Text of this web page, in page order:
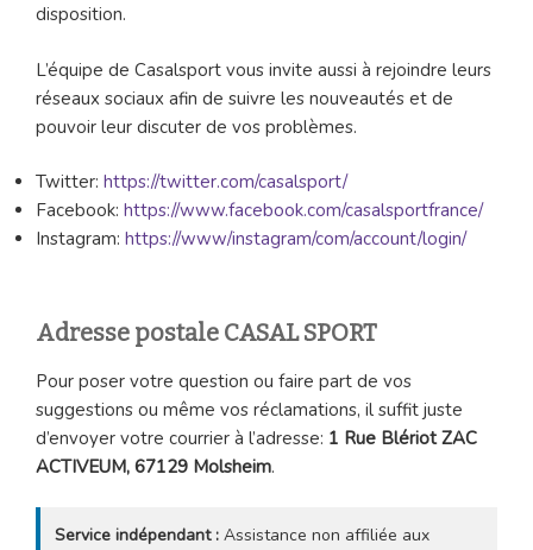
disposition.
L’équipe de Casalsport vous invite aussi à rejoindre leurs
réseaux sociaux afin de suivre les nouveautés et de
pouvoir leur discuter de vos problèmes.
Twitter: https://twitter.com/casalsport/
Facebook: https://www.facebook.com/casalsportfrance/
Instagram: https://www/instagram/com/account/login/
Adresse postale CASAL SPORT
Pour poser votre question ou faire part de vos
suggestions ou même vos réclamations, il suffit juste
d’envoyer votre courrier à l’adresse: 1 Rue Blériot ZAC
ACTIVEUM, 67129 Molsheim.
Service indépendant : Assistance non affiliée aux